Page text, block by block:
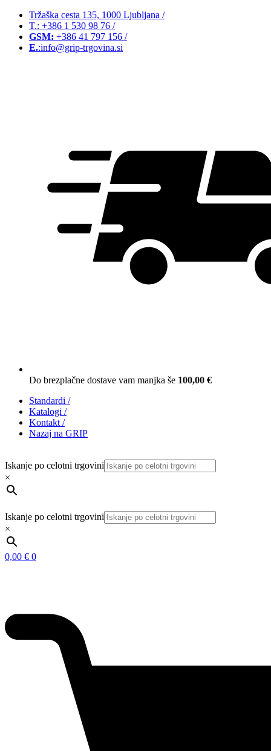
Tržaška cesta 135, 1000 Ljubljana /
T.: +386 1 530 98 76 /
GSM: +386 41 797 156 /
E.:info@grip-trgovina.si
Do brezplačne dostave vam manjka še 100,00 €
Standardi /
Katalogi /
Kontakt /
Nazaj na GRIP
Iskanje po celotni trgovini
×
Iskanje po celotni trgovini
×
0,00 € 0